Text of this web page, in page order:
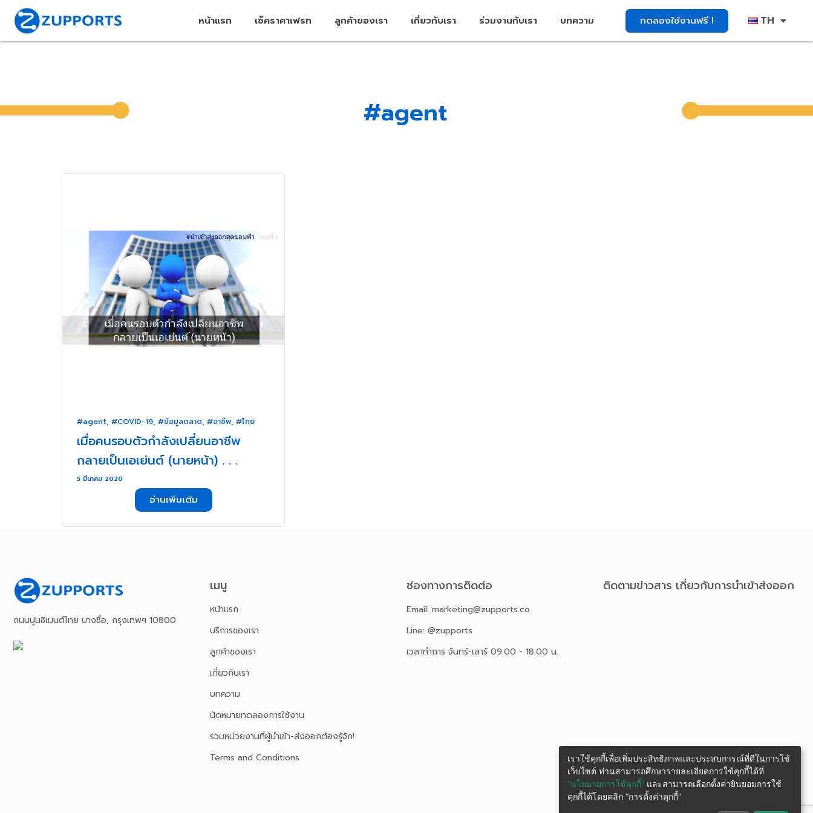
หน้าแรก เช็คราคาเฟรท ลูกค้าของเรา เกี่ยวกับเรา ร่วมงานกับเรา บทความ ทดลองใช้งานฟรี ! TH
#agent
#agent, #COVID-19, #ข้อมูลตลาด, #อาชีพ, #ไทย
เมื่อคนรอบตัวกำลังเปลี่ยนอาชีพ
กลายเป็นเอเย่นต์ (นายหน้า) . . .
5 มีนาคม 2020
อ่านเพิ่มเติม
ถนนปูนซิเมนต์ไทย บางซื่อ, กรุงเทพฯ 10800
เมนู
หน้าเเรก
บริการของเรา
ลูกค้าของเรา
เกี่ยวกับเรา
บทความ
นัดหมายทดลองการใช้งาน
รวมหน่วยงานที่ผู้นำเข้า-ส่งออกต้องรู้จัก!
Terms and Conditions
ช่องทางการติดต่อ
Email: marketing@zupports.co
Line: @zupports
เวลาทำการ จันทร์-เสาร์ 09.00 - 18.00 น.
ติดตามข่าวสาร เกี่ยวกับการนําเข้าส่งออก
เราใช้คุกกี้เพื่อเพิ่มประสิทธิภาพและประสบการณ์ที่ดีในการใช้
เว็บไซต์ ท่านสามารถศึกษารายละเอียดการใช้คุกกี้ได้ที่
“นโยบายการใช้คุกกี้” และสามารถเลือกตั้งค่ายินยอมการใช้
คุกกี้ได้โดยคลิก “การตั้งค่าคุกกี้”